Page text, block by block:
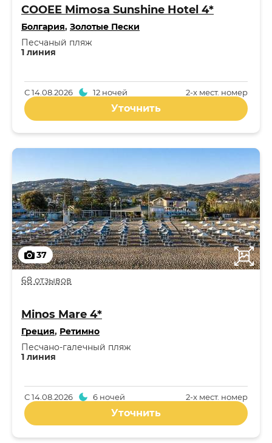
COOEE Mimosa Sunshine Hotel 4*
Болгария, Золотые Пески
1 линия
Песчаный пляж
2-x мест. номер
С14.08.2026 12 ночей
Уточнить
37
68 отзывов
Minos Mare 4*
Греция, Ретимно
1 линия
Песчано-галечный пляж
2-x мест. номер
С14.08.2026 6 ночей
Уточнить